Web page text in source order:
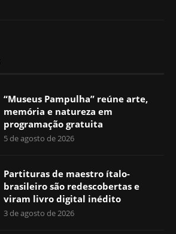
“Museus Pampulha” reúne arte,
memória e natureza em
programação gratuita
5 de agosto de 2026
Partituras de maestro ítalo-
brasileiro são redescobertas e
viram livro digital inédito
3 de agosto de 2026